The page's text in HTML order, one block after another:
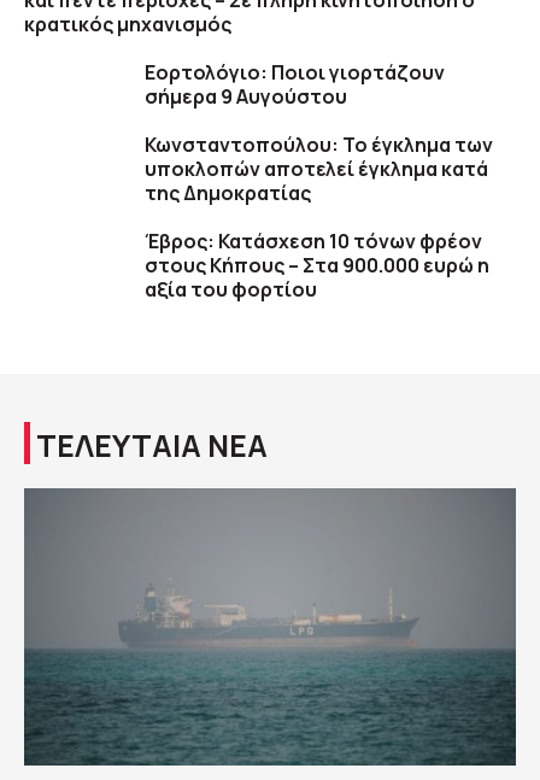
κρατικός μηχανισμός
Εορτολόγιο: Ποιοι γιορτάζουν
σήμερα 9 Αυγούστου
Κωνσταντοπούλου: Το έγκλημα των
υποκλοπών αποτελεί έγκλημα κατά
της Δημοκρατίας
Έβρος: Κατάσχεση 10 τόνων φρέον
στους Κήπους – Στα 900.000 ευρώ η
αξία του φορτίου
ΤΕΛΕΥΤΑΙΑ ΝΕΑ